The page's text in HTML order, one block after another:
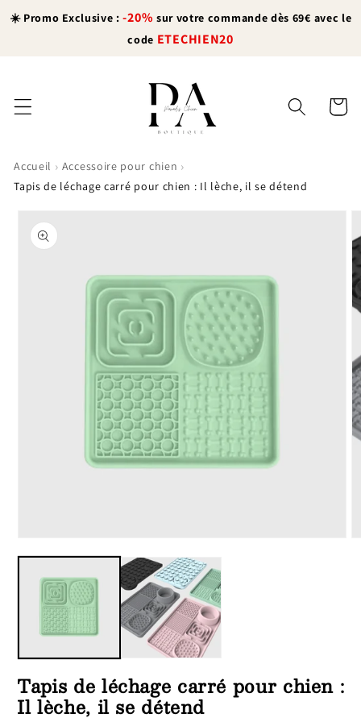
passer
☀️ Promo Exclusive :-20% sur votre commande dès 69€ avec le
code ETECHIEN20
Panier
Accueil › Accessoire pour chien ›
Tapis de léchage carré pour chien : Il lèche, il se détend
informations
produits
le
fenêtre
modale
Tapis de léchage carré pour chien :
Il lèche, il se détend